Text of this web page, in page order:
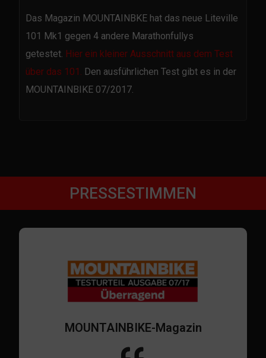
Das Magazin MOUNTAINBKE hat das neue Liteville
101 Mk1 gegen 4 andere Marathonfullys
getestet. Hier ein kleiner Ausschnitt aus dem Test
über das 101. Den ausführlichen Test gibt es in der
MOUNTAINBIKE 07/2017.
PRESSESTIMMEN
MOUNTAINBIKE-Magazin